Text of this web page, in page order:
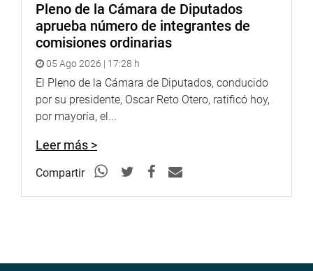
Pleno de la Cámara de Diputados
aprueba número de integrantes de
comisiones ordinarias
05 Ago 2026 | 17:28 h
El Pleno de la Cámara de Diputados, conducido
por su presidente, Oscar Reto Otero, ratificó hoy,
por mayoría, el...
Leer más >
Compartir